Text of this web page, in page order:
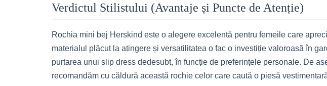
Verdictul Stilistului (Avantaje și Puncte de Atenție)
Rochia mini bej Herskind este o alegere excelentă pentru femeile care
materialul plăcut la atingere și versatilitatea o fac o investiție valoroasă în
purtarea unui slip dress dedesubt, în funcție de preferințele personale. De
recomandăm cu căldură această rochie celor care caută o piesă